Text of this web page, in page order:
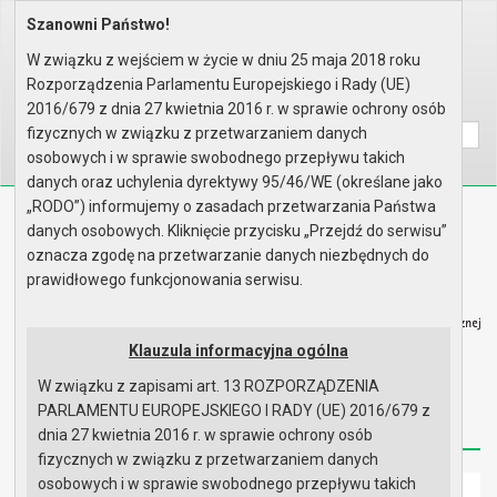
Home Organy Rada Miejska
Rok 2024 - posiedzenia
Wyszukaj na stronie:
AAA
Biuletyn Informacji Publicznej
Urząd Miasta i Gminy w Gryfinie
Strona główna Mapa serwisu Aktualności
Redakcja Instrukcja korzystania Dostępność
Strona główna
Szanowni Państwo!
W związku z wejściem w życie w dniu 25 maja 2018 roku
Rozporządzenia Parlamentu Europejskiego i Rady (UE)
2016/679 z dnia 27 kwietnia 2016 r. w sprawie ochrony osób
fizycznych w związku z przetwarzaniem danych
osobowych i w sprawie swobodnego przepływu takich
danych oraz uchylenia dyrektywy 95/46/WE (określane jako
„RODO”) informujemy o zasadach przetwarzania Państwa
danych osobowych. Kliknięcie przycisku „Przejdź do serwisu”
oznacza zgodę na przetwarzanie danych niezbędnych do
prawidłowego funkcjonowania serwisu.
Klauzula informacyjna ogólna
W związku z zapisami art. 13 ROZPORZĄDZENIA
PARLAMENTU EUROPEJSKIEGO I RADY (UE) 2016/679 z
dnia 27 kwietnia 2016 r. w sprawie ochrony osób
fizycznych w związku z przetwarzaniem danych
osobowych i w sprawie swobodnego przepływu takich